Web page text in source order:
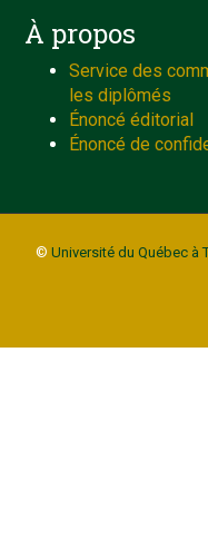
À propos
Service des
les diplômés
Énoncé éditorial
Énoncé de
© Université du Québec à